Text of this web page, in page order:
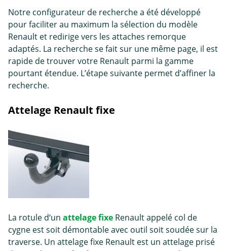
Notre configurateur de recherche a été développé
pour faciliter au maximum la sélection du modèle
Renault et redirige vers les attaches remorque
adaptés. La recherche se fait sur une même page, il est
rapide de trouver votre Renault parmi la gamme
pourtant étendue. L’étape suivante permet d’affiner la
recherche.
Attelage Renault fixe
La rotule d‘un attelage fixe Renault appelé col de
cygne est soit démontable avec outil soit soudée sur la
traverse. Un attelage fixe Renault est un attelage prisé